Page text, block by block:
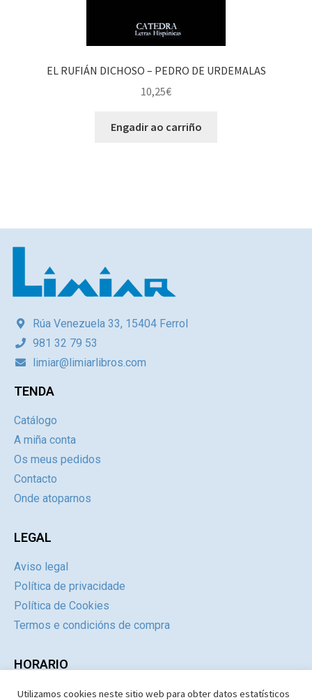
EL RUFIÁN DICHOSO – PEDRO DE URDEMALAS
10,25€
Engadir ao carriño
Rúa Venezuela 33, 15404 Ferrol
981 32 79 53
limiar@limiarlibros.com
TENDA
Catálogo
A miña conta
Os meus pedidos
Contacto
Onde atoparnos
LEGAL
Aviso legal
Política de privacidade
Política de Cookies
Termos e condicións de compra
HORARIO
Día Mañás Tardes
Utilizamos cookies neste sitio web para obter datos estatísticos